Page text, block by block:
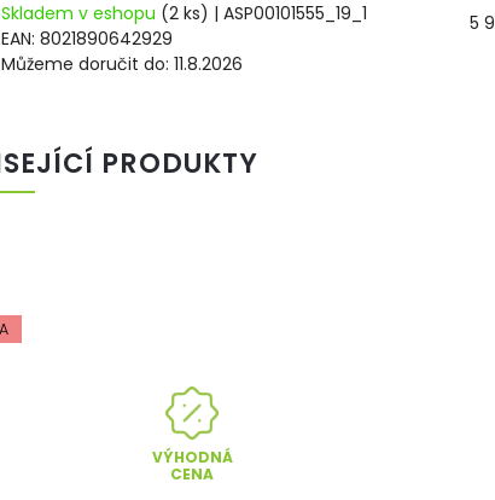
Skladem v eshopu (2 ks) | ASP00101555_19_1
EAN: 8021890642929
Můžeme doručit do: 11.8.2026
5
PRODUKTY
VÝHODNÁ
CENA